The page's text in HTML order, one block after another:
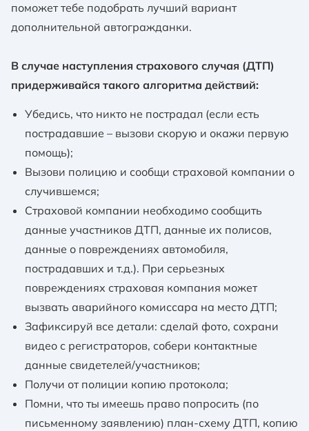
поможет тебе подобрать лучший вариант
дополнительной автогражданки.
В случае наступления страхового случая (ДТП)
придерживайся такого алгоритма действий:
Убедись, что никто не пострадал (если есть
пострадавшие – вызови скорую и окажи первую
помощь);
Вызови полицию и сообщи страховой компании о
случившемся;
Страховой компании необходимо сообщить
данные участников ДТП, данные их полисов,
данные о повреждениях автомобиля,
пострадавших и т.д.). При серьезных
повреждениях страховая компания может
вызвать аварийного комиссара на место ДТП;
Зафиксируй все детали: сделай фото, сохрани
видео с регистраторов, собери контактные
данные свидетелей/участников;
Получи от полиции копию протокола;
Помни, что ты имеешь право попросить (по
письменному заявлению) план-схему ДТП, копию